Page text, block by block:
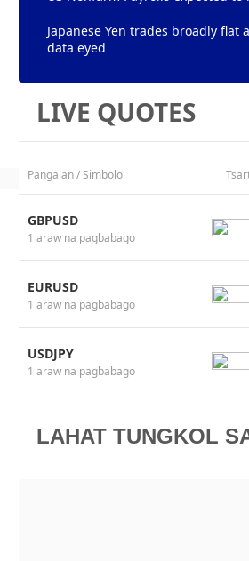
Japanese Yen trades broadly flat
data eyed
LIVE QUOTES
Pangalan / Simbolo
GBPUSD
1 araw na pagbabago
EURUSD
1 araw na pagbabago
USDJPY
1 araw na pagbabago
LAHAT TUNGKOL